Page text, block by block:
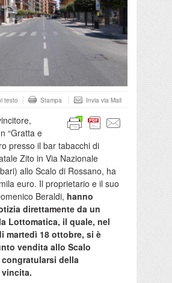
testo Stampa Invia via Mail
“Gratta e
presso il bar tabacchi di
Zito in Via Nazionale
allo Scalo di Rossano, ha
euro. Il proprietario e il suo
Beraldi, hanno
direttamente da un
Lottomatica, il quale, nel
martedì 18 ottobre, si è
vendita allo Scalo
della